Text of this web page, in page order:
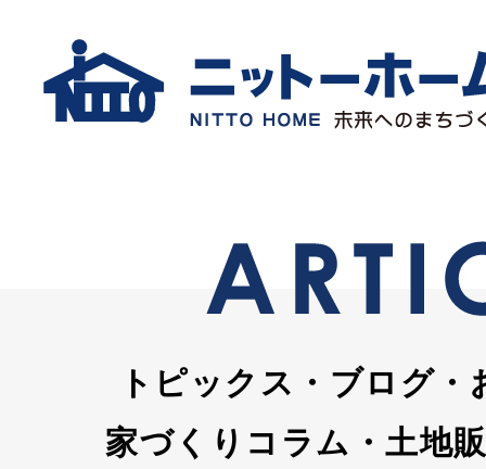
トピックス・ブログ・
家づくりコラム・土地